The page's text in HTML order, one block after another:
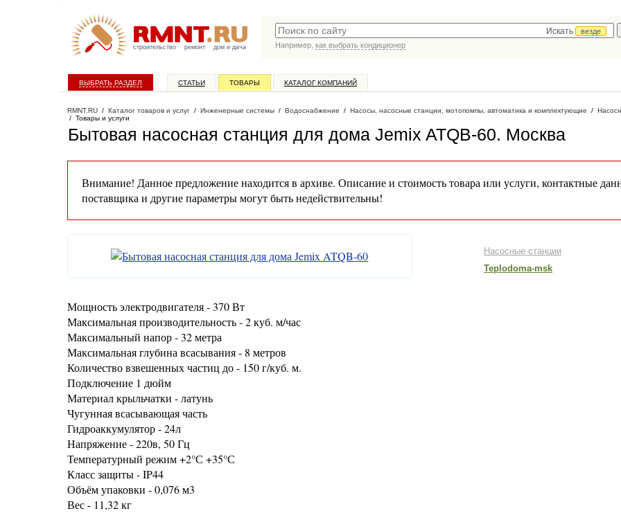
строительство ремонт дом и дача
Искать
везде
Например, как выбрать кондиционер
ВЫБРАТЬ РАЗДЕЛ СТАТЬИ ТОВАРЫ КАТАЛОГ КОМПАНИЙ
RMNT.RU / Каталог товаров и услуг / Инженерные системы / Водоснабжение / Насосы, насосные станции, мотопомпы, автоматика и комплектующие /
/ Товары и услуги
Бытовая насосная станция для дома Jemix ATQB-60. Москва
Внимание! Данное предложение находится в архиве. Описание и стоимость товара или услуги, контактные
поставщика и другие параметры могут быть недействительны!
Насосные станции
Teplodoma-msk
Мощность электродвигателя - 370 Вт
Максимальная производительность - 2 куб. м/час
Максимальный напор - 32 метра
Максимальная глубина всасывания - 8 метров
Количество взвешенных частиц до - 150 г/куб. м.
Подключение 1 дюйм
Материал крыльчатки - латунь
Чугунная всасывающая часть
Гидроаккумулятор - 24л
Напряжение - 220в, 50 Гц
Температурный режим +2°С +35°С
Класс защиты - IP44
Объём упаковки - 0,076 м3
Вес - 11,32 кг